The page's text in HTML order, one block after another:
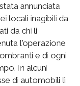
annunciata
locali inagibili da
da chi li
l'operazione
e di ogni
In alcuni
di automobili lì